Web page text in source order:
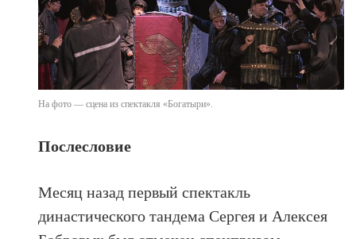
На фото — сцена из спектакля «Богатыри».
Послесловие
Месяц назад первый спектакль
династического тандема Сергея и Алексея